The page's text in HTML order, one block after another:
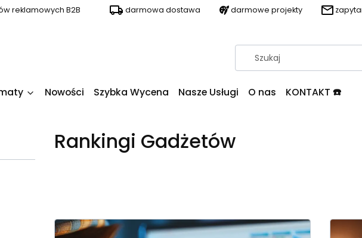
reklamowych B2B darmowa dostawa darmowe projekty
Nowości Szybka Wycena Nasze Usługi O nas KONTAKT ☎️
Rankingi Gadżetów